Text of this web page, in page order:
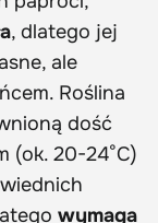
, dlatego jej
ale
Roślina
dość
(ok. 20-24°C)
wymaga